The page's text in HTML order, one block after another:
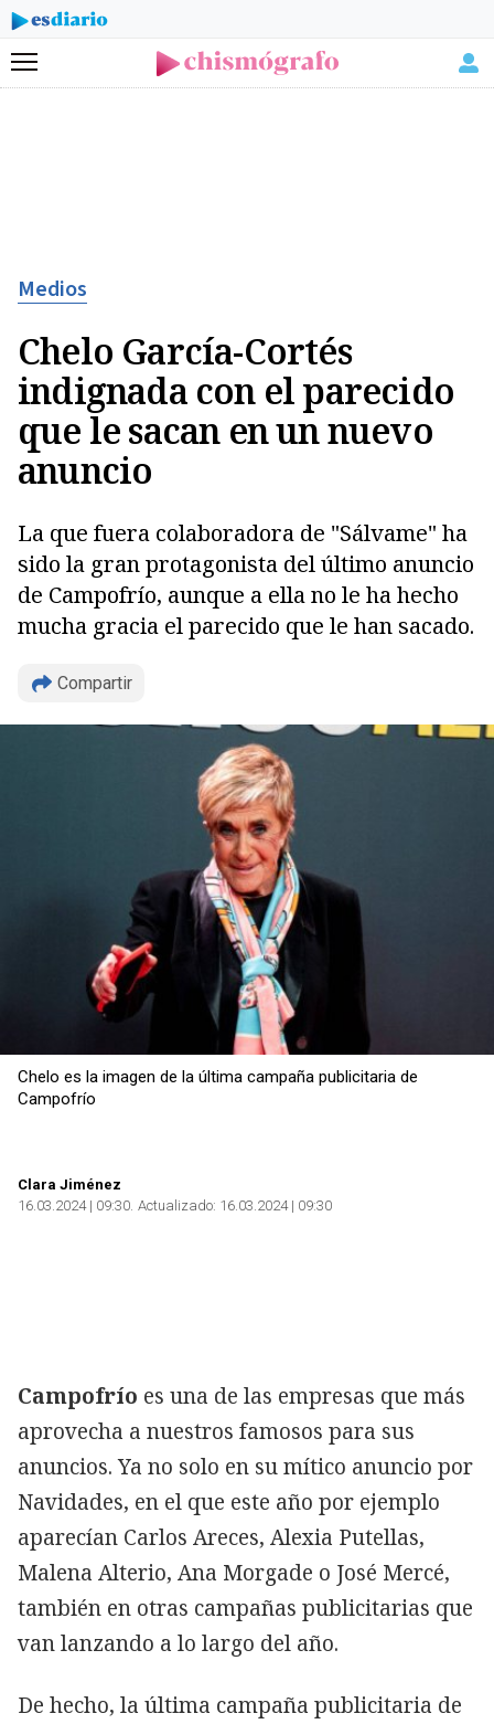
Menú
Medios
Chelo García-Cortés
indignada con el parecido
que le sacan en un nuevo
anuncio
La que fuera colaboradora de "Sálvame" ha
sido la gran protagonista del último anuncio
de Campofrío, aunque a ella no le ha hecho
mucha gracia el parecido que le han sacado.
Compartir
Copiar
Chelo es la imagen de la última campaña publicitaria de
Campofrío
Clara Jiménez
16.03.2024 | 09:30 Actualizado: 16.03.2024 | 09:30
Campofrío es una de las empresas que más
aprovecha a nuestros famosos para sus
anuncios. Ya no solo en su mítico anuncio por
Navidades, en el que este año por ejemplo
aparecían Carlos Areces, Alexia Putellas,
Malena Alterio, Ana Morgade o José Mercé,
también en otras campañas publicitarias que
van lanzando a lo largo del año.
De hecho, la última campaña publicitaria de